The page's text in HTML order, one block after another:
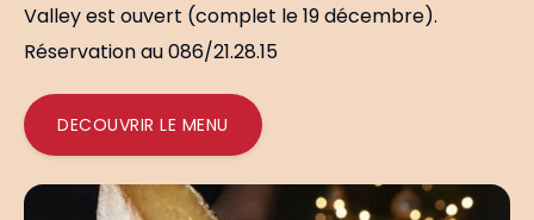
Valley est ouvert (complet le 19 décembre).
Réservation au 086/21.28.15
DECOUVRIR LE MENU